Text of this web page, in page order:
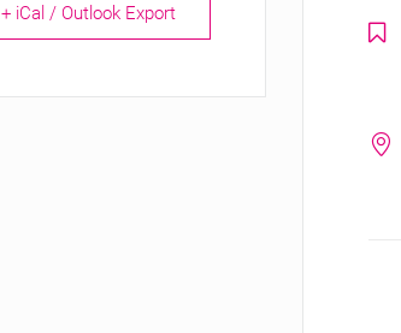
+ iCal / Outlook Export